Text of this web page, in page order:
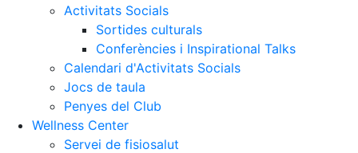
Activitats Socials
Sortides culturals
Conferències i Inspirational Talks
Calendari d'Activitats Socials
Jocs de taula
Penyes del Club
Wellness Center
Servei de fisiosalut